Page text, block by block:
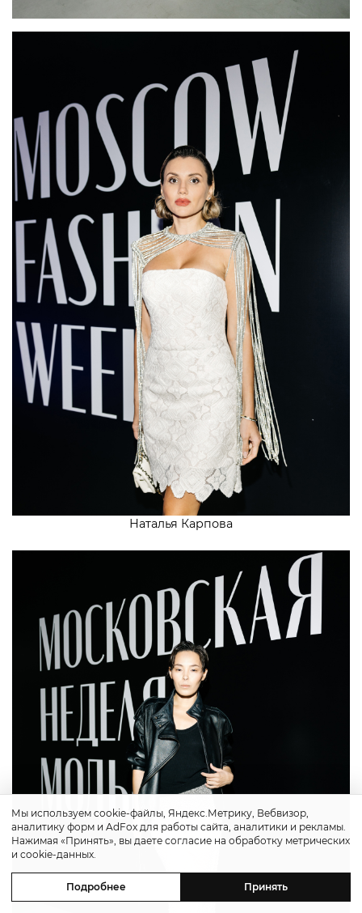
Наталья Карпова
Мы используем cookie-файлы, Яндекс.Метрику, Вебвизор,
аналитику форм и AdFox для работы сайта, аналитики и рекламы.
Нажимая «Принять», вы даете согласие на обработку метрических
и cookie-данных.
Подробнее Принять